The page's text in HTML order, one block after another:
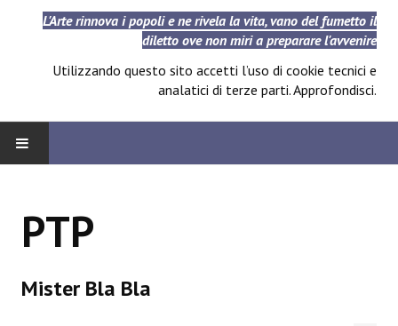
L'Arte rinnova i popoli e ne rivela la vita, vano del fumetto il
diletto ove non miri a preparare l'avvenire
Utilizzando questo sito accetti l’uso di cookie tecnici e
analatici di terze parti.Approfondisci.
BOARD
PTP
Mister Bla Bla